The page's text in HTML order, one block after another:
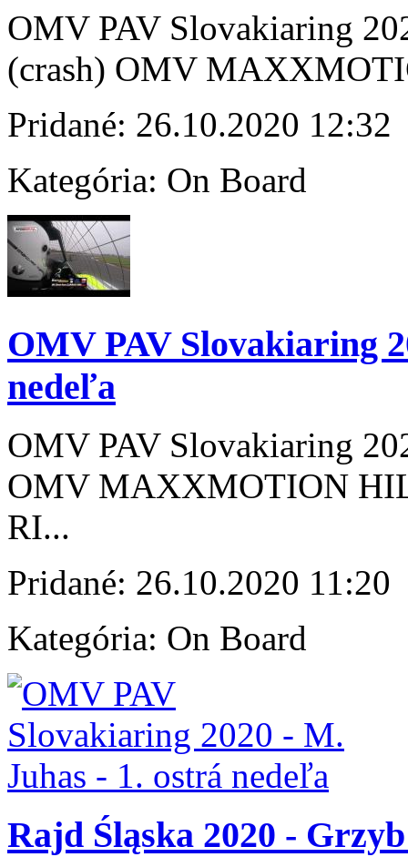
OMV PAV Slovakiaring
(crash) OMV
Pridané: 26.10.2020 12:32
Kategória: On Board
OMV PAV Slovakiaring
nedeľa
OMV PAV Slovakiaring
OMV MAXXMOTION
RI...
Pridané: 26.10.2020 11:20
Kategória: On Board
Rajd Śląska 2020 -